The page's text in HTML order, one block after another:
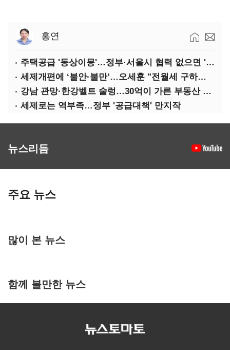
홍연
주택공급 '동상이몽'…정부·서울시 협력 없으면 '공수표'
세제개편에 ‘불안·불만’…오세훈 "전월세 구하기 더 힘들어질 것"
강남 관망·한강벨트 술렁…30억이 가른 부동산 민심
세제로는 역부족…정부 '공급대책' 만지작
뉴스리듬
주요 뉴스
많이 본 뉴스
함께 볼만한 뉴스